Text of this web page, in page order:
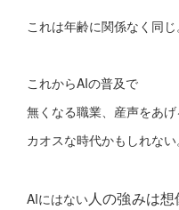
これは年齢に関係なく同じ
これからAIの普及で
無くなる職業、産声をあ
カオスな時代かもしれない。
AIにはない人の強みは想